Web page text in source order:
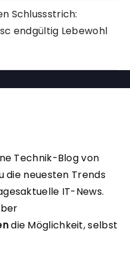
Schlussstrich:
endgültig Lebewohl
Technik-Blog von
die neuesten Trends
IT-News.
die Möglichkeit, selbst